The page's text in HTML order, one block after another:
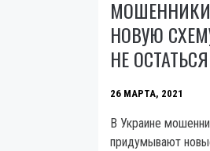
НОВУЮ
НЕ
26 МАРТА, 2021
В Украине
придумывают